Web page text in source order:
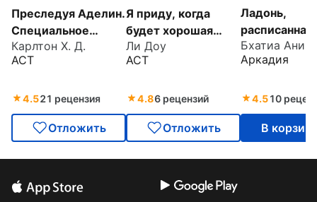
Преследуя Аделин.
Специальное
издание
Карлтон Х. Д.
АСТ
4.521 рецензия
Отложить
Я приду, когда
будет хорошая
погода
Ли Доу
АСТ
4.86 рецензий
Отложить
Ладонь,
расписанная
Бхатиа
Аркадия
4.510
В корзину